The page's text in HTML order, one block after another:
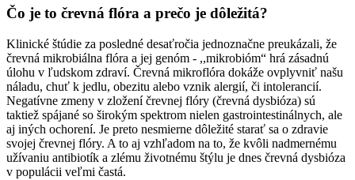
Čo je to črevná flóra a prečo je dôležitá?
Klinické štúdie za posledné desaťročia jednoznačne preukázali, že
črevná mikrobiálna flóra a jej genóm - ,,mikrobióm“ hrá zásadnú
úlohu v ľudskom zdraví. Črevná mikroflóra dokáže ovplyvniť našu
náladu, chuť k jedlu, obezitu alebo vznik alergií, či intolerancií.
Negatívne zmeny v zložení črevnej flóry (črevná dysbióza) sú
taktiež spájané so širokým spektrom nielen gastrointestinálnych, ale
aj iných ochorení. Je preto nesmierne dôležité starať sa o zdravie
svojej črevnej flóry. A to aj vzhľadom na to, že kvôli nadmernému
užívaniu antibiotík a zlému životnému štýlu je dnes črevná dysbióza
v populácii veľmi častá.